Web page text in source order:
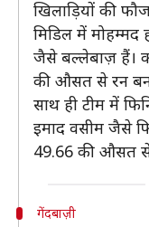
खिलाड़ियों की
मिडिल में
जैसे बल्लेबाज़ हैं।
की औसत से रन
साथ ही टीम में
इमाद वसीम जैसे
49.66 की औसत
गेंदबाज़ी